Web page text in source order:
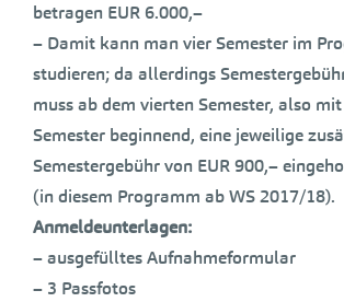
betragen EUR 6.000,–
– Damit kann man vier Semester im
studieren; da allerdings
muss ab dem vierten Semester, also
Semester beginnend, eine jeweilige
Semestergebühr von EUR 900,–
(in diesem Programm ab WS 2017/18).
Anmeldeunterlagen:
– ausgefülltes Aufnahmeformular
– 3 Passfotos